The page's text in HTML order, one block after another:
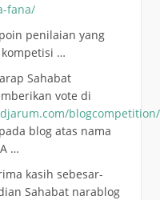
fana/
penilaian yang
…
Sahabat
vote di
blogcompetition/
blog atas nama
…
kasih sebesar-
Sahabat narablog